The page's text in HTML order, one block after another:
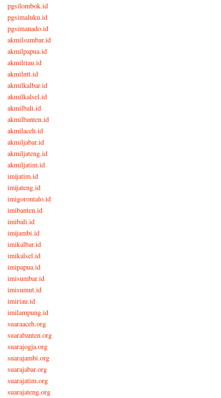
pgsilombok.id
pgsimaluku.id
pgsimanado.id
akmilsumbar.id
akmilpapua.id
akmilriau.id
akmilntt.id
akmilkalbar.id
akmilkalsel.id
akmilbali.id
akmilbanten.id
akmilaceh.id
akmiljabar.id
akmiljateng.id
akmiljatim.id
imijatim.id
imijateng.id
imigorontalo.id
imibanten.id
imibali.id
imijambi.id
imikalbar.id
imikalsel.id
imipapua.id
imisumbar.id
imisumut.id
imiriau.id
imilampung.id
suaraaceh.org
suarabanten.org
suarajogja.org
suarajambi.org
suarajabar.org
suarajatim.org
suarajateng.org